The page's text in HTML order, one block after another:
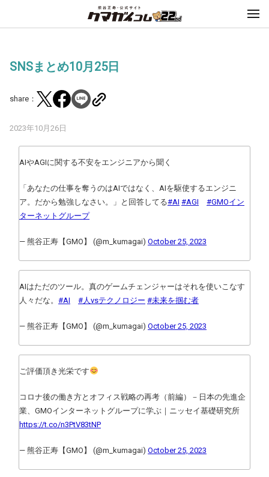
SNSまとめ10月25日
share：
2023年10月26日
AIやAGIに関する不安をエンジニアから聞く
「あなたの仕事を奪うのはAIではなく、AIを駆使するエンジニ
ア。だから勉強しなさい。」と回答してる#AI #AGI
#GMOイン
ターネットグループ
— 熊谷正寿【GMO】 (@m_kumagai) October 25, 2023
AIはただのツール。真のゲームチェンジャーはそれを使いこなす
人々だな。 #AI #人vsテクノロジー #未来を掴む者
— 熊谷正寿【GMO】 (@m_kumagai) October 25, 2023
ご評価頂き光栄です
コロナ後の働き方とオフィス戦略の再考（前編）－日本の先進企
業、GMOインターネットグループに学ぶ｜ニッセイ基礎研究所
https://t.co/n3PtV83tNP
— 熊谷正寿【GMO】 (@m_kumagai) October 25, 2023